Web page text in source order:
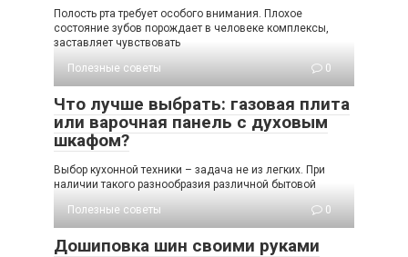
Полость рта требует особого внимания. Плохое
состояние зубов порождает в человеке комплексы,
заставляет чувствовать
Полезные советы
0
Что лучше выбрать: газовая плита
или варочная панель с духовым
шкафом?
Выбор кухонной техники – задача не из легких. При
наличии такого разнообразия различной бытовой
Полезные советы
0
Дошиповка шин своими руками